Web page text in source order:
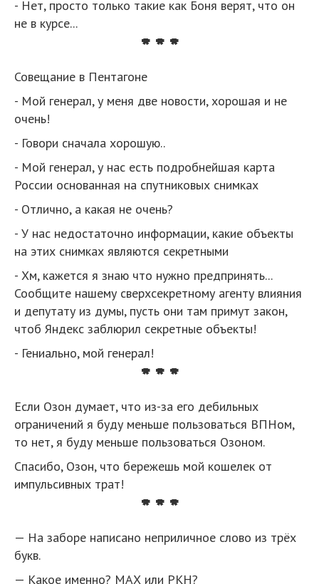
- Нет, просто только такие как Боня верят, что он
не в курсе...
* * *
Совещание в Пентагоне
- Мой генерал, у меня две новости, хорошая и не
очень!
- Говори сначала хорошую..
- Мой генерал, у нас есть подробнейшая карта
России основанная на спутниковых снимках
- Отлично, а какая не очень?
- У нас недостаточно информации, какие объекты
на этих снимках являются секретными
- Хм, кажется я знаю что нужно предпринять...
Сообщите нашему сверхсекретному агенту влияния
и депутату из думы, пусть они там примут закон,
чтоб Яндекс заблюрил секретные объекты!
- Гениально, мой генерал!
* * *
Если Озон думает, что из-за его дебильных
ограничений я буду меньше пользоваться ВПНом,
то нет, я буду меньше пользоваться Озоном.
Спасибо, Озон, что бережешь мой кошелек от
импульсивных трат!
* * *
— На заборе написано неприличное слово из трёх
букв.
— Какое именно? МАХ или РКН?